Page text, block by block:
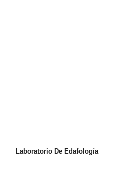
Laboratorio De Edafología